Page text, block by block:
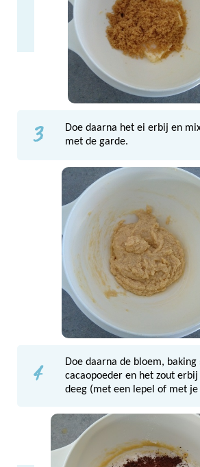
3
Doe daarna het ei erbij en
met de garde.
4
Doe daarna de bloem, baking
cacaopoeder en het zout
deeg (met een lepel of met je